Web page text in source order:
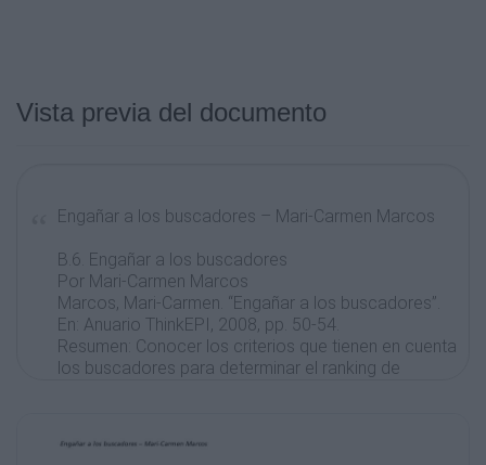
Vista previa del documento
Engañar a los buscadores – Mari-Carmen Marcos
B.6. Engañar a los buscadores
Por Mari-Carmen Marcos
Marcos, Mari-Carmen. “Engañar a los buscadores”.
En: Anuario ThinkEPI, 2008, pp. 50-54.
Resumen: Conocer los criterios que tienen en cuenta
los buscadores para determinar el ranking de